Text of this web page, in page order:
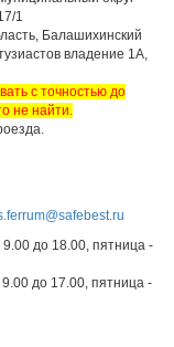
1
Балашихинский
владение 1А,
с точностью до
не найти.
9.00 до 18.00, пятница -
до 17.00, пятница -